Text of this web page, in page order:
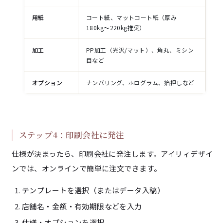
用紙
コート紙、マットコート紙（厚み
180kg〜220kg推奨）
加工
PP加工（光沢/マット）、角丸、ミシン
目など
オプション ナンバリング、ホログラム、箔押しなど
ステップ4：印刷会社に発注
仕様が決まったら、印刷会社に発注します。アイリィデザイ
ンでは、オンラインで簡単に注文できます。
テンプレートを選択（またはデータ入稿）
店舗名・金額・有効期限などを入力